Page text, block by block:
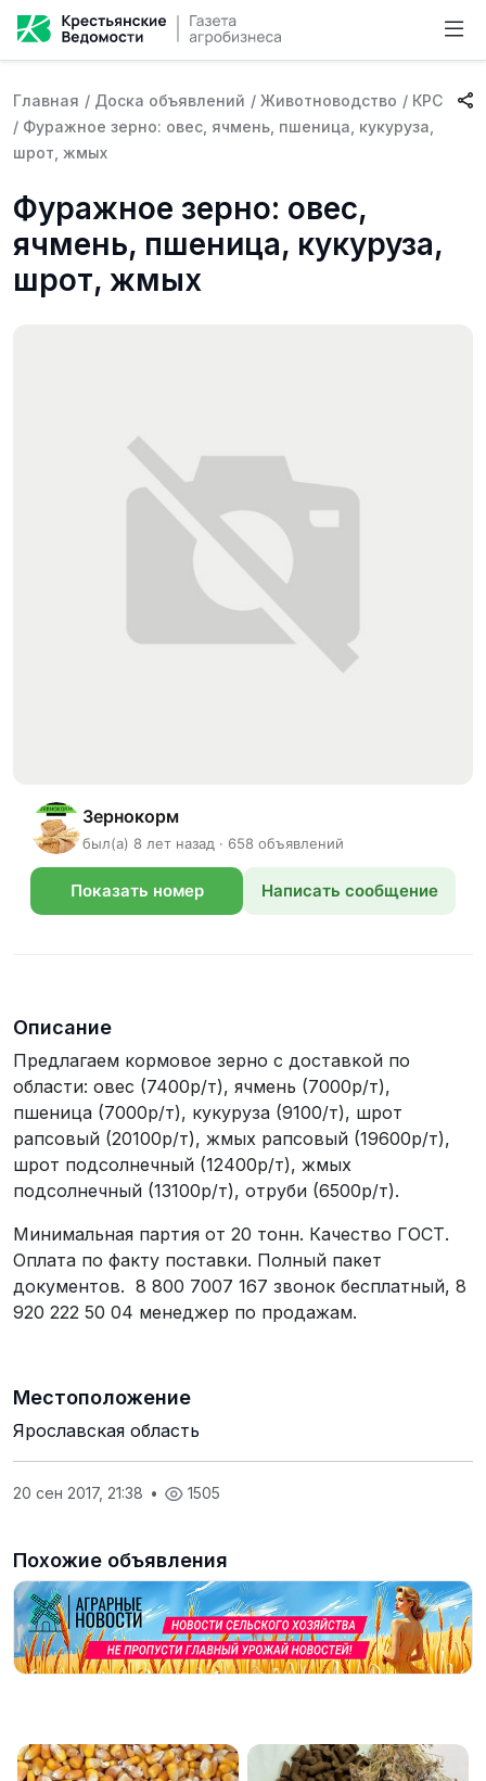
Главная / Доска объявлений / Животноводство / КРС
/ Фуражное зерно: овес, ячмень, пшеница, кукуруза,
шрот, жмых
Фуражное зерно: овес,
ячмень, пшеница, кукуруза,
шрот, жмых
Зернокорм
был(а) 8 лет назад · 658 объявлений
Показать номер Написать сообщение
Описание
Предлагаем кормовое зерно с доставкой по
области: овес (7400р/т), ячмень (7000р/т),
пшеница (7000р/т), кукуруза (9100/т), шрот
рапсовый (20100р/т), жмых рапсовый (19600р/т),
шрот подсолнечный (12400р/т), жмых
подсолнечный (13100р/т), отруби (6500р/т).
Минимальная партия от 20 тонн. Качество ГОСТ.
Оплата по факту поставки. Полный пакет
документов. 8 800 7007 167 звонок бесплатный, 8
920 222 50 04 менеджер по продажам.
Местоположение
Ярославская область
20 сен 2017, 21:38 • 1505
Похожие объявления